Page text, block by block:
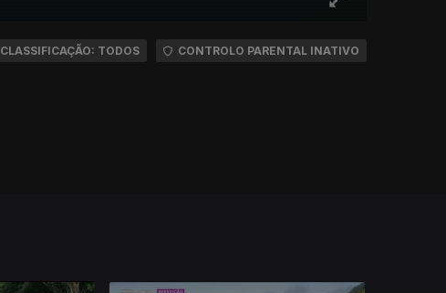
CLASSIFICAÇÃO: TODOS CONTROLO PARENTAL INATIVO